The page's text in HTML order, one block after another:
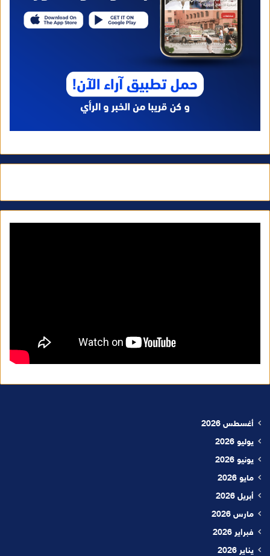
أغسطس 2026
يوليو 2026
يونيو 2026
مايو 2026
أبريل 2026
مارس 2026
فبراير 2026
يناير 2026